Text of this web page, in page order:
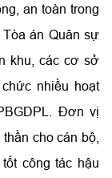
an toàn trong
án Quân sự
khu, các cơ sở
nhiều hoạt
Đơn vị
cho cán bộ,
công tác hậu